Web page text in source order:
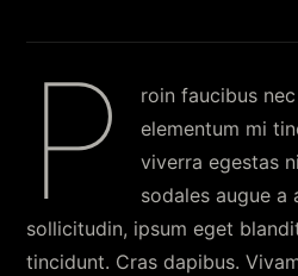
P
roin faucibus
elementum mi
viverra egestas
sodales augue a
sollicitudin, ipsum eget
tincidunt. Cras dapibus.